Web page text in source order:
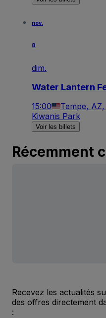
nov.
8
dim.
Water Lantern
15:00 Tempe, AZ,
Kiwanis Park
Voir les billets
Récemment
Recevez les actualités
des offres directement
: